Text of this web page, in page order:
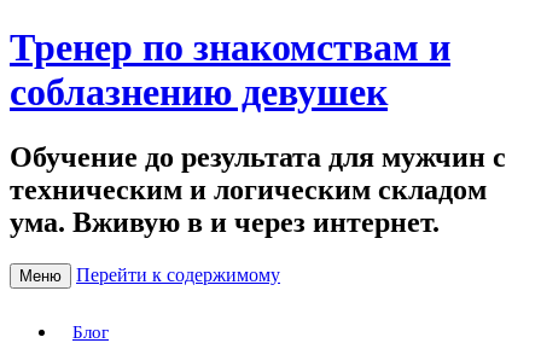
Тренер по знакомствам и
соблазнению девушек
Обучение до результата для мужчин с
техническим и логическим складом
ума. Вживую в и через интернет.
Меню Перейти к содержимому
Блог